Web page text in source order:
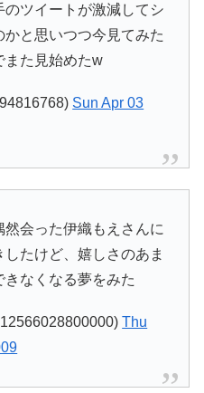
ツイートが激減してシ
と思いつつ今見てみた
また見始めたw
Sun Apr 03
会った伊織もえさんに
たけど、嬉しさのあま
きなくなる夢をみた
Thu